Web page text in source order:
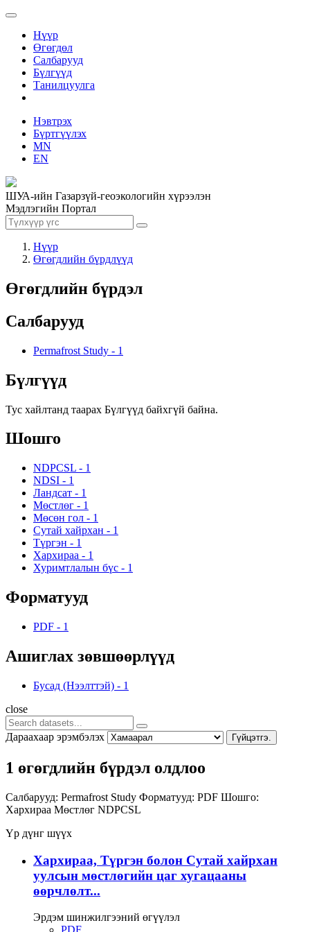
Нүүр
Өгөгдөл
Салбарууд
Бүлгүүд
Танилцуулга
Нэвтрэх
Бүртгүүлэх
MN
EN
ШУА-ийн Газарзүй-геоэкологийн хүрээлэн
Мэдлэгийн Портал
Нүүр
Өгөгдлийн бүрдлүүд
Өгөгдлийн бүрдэл
Салбарууд
Permafrost Study - 1
Бүлгүүд
Тус хайлтанд таарах Бүлгүүд байхгүй байна.
Шошго
NDPCSL - 1
NDSI - 1
Ландсат - 1
Мөстлөг - 1
Мөсөн гол - 1
Сутай хайрхан - 1
Түргэн - 1
Хархираа - 1
Хуримтлалын бүс - 1
Форматууд
PDF - 1
Ашиглах зөвшөөрлүүд
Бусад (Нээлттэй) - 1
close
Дараахаар эрэмбэлэх Гүйцэтгэ.
1 өгөгдлийн бүрдэл олдлоо
Салбарууд: Permafrost Study Форматууд: PDF Шошго:
Хархираа Мөстлөг NDPCSL
Үр дүнг шүүх
Хархираа, Түргэн болон Сутай хайрхан
уулсын мөстлөгийн цаг хугацааны
өөрчлөлт...
Эрдэм шинжилгээний өгүүлэл